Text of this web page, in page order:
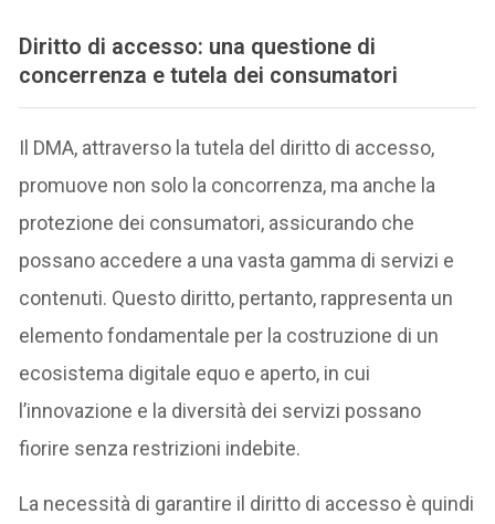
Diritto di accesso: una questione di
concerrenza e tutela dei consumatori
Il DMA, attraverso la tutela del diritto di accesso,
promuove non solo la concorrenza, ma anche la
protezione dei consumatori, assicurando che
possano accedere a una vasta gamma di servizi e
contenuti. Questo diritto, pertanto, rappresenta un
elemento fondamentale per la costruzione di un
ecosistema digitale equo e aperto, in cui
l’innovazione e la diversità dei servizi possano
fiorire senza restrizioni indebite.
La necessità di garantire il diritto di accesso è quindi